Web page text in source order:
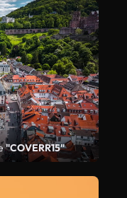
"COVERR15"